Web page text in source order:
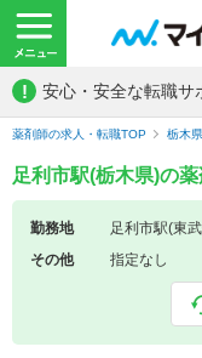
! 安心・安全な転職サ
薬剤師の求人・転職TOP 栃木
足利市駅(栃木県)の
勤務地
足利市駅(東
その他
指定なし